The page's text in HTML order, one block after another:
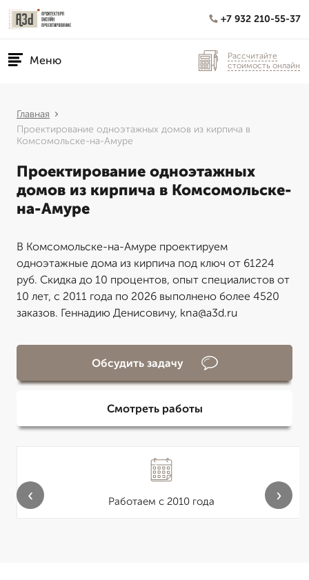
+7 932 210-55-37
Меню
Рассчитайте
стоимость онлайн
Главная
Проектирование одноэтажных домов из кирпича в
Комсомольске-на-Амуре
Проектирование одноэтажных
домов из кирпича в Комсомольске-
на-Амуре
В Комсомольске-на-Амуре проектируем
одноэтажные дома из кирпича под ключ от 61224
руб. Скидка до 10 процентов, опыт специалистов от
10 лет, с 2011 года по 2026 выполнено более 4520
заказов. Геннадию Денисовичу, kna@a3d.ru
Обсудить задачу
Смотреть работы
Работаем с 2010 года
‹ ›